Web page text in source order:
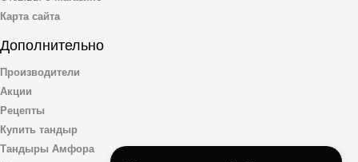
Карта сайта
Дополнительно
Производители
Акции
Рецепты
Купить тандыр
Тандыры Амфора